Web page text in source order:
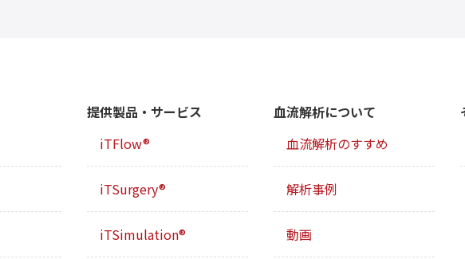
提供製品・サービス
iTFlow®
iTSurgery®
iTSimulation®
血流解析について
血流解析のすすめ
解析事例
動画